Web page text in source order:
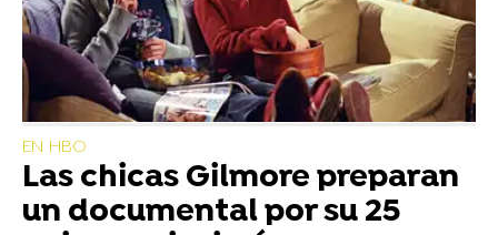
EN HBO
Las chicas Gilmore preparan
un documental por su 25